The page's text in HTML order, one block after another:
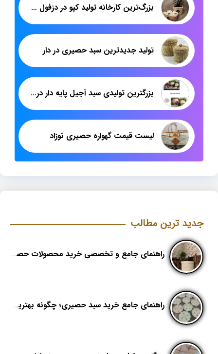
بزرگ‌ترین کارخانه تولید کپو در دزفول با برند هدیکا: احیای هنربومی با نگاه جهانی
تولید جدیدترین سبد حصیری در دار
بزرگترین تولیدی سبد آجیل پایه دار در ایران
لیست قیمت گهواره حصیری نوزاد
جدید ترین مطالب
راهنمای جامع و تخصصی خرید محصولات حصیری؛ هنر اصیل در دکوراسیون مدرن (بخش اول)
راهنمای جامع خرید سبد حصیری؛ چگونه بهترین کیفیت را در «هدیکا» تشخیص دهیم؟